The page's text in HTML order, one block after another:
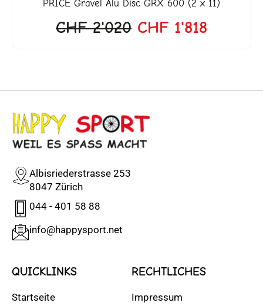
PRICE Gravel Alu Disc GRX 600 (2 x 11)
CHF2'020 CHF 1'818
Albisriederstrasse 253
8047 Zürich
044 - 401 58 88
info@happysport.net
QUICKLINKS
Startseite
RECHTLICHES
Impressum